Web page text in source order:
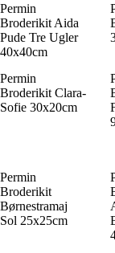
Permin
Broderikit Aida
Pude Tre Ugler
40x40cm
Permin
Broderikit Clara-
Sofie 30x20cm
Permin
Broderikit
Børnestramaj
Sol 25x25cm